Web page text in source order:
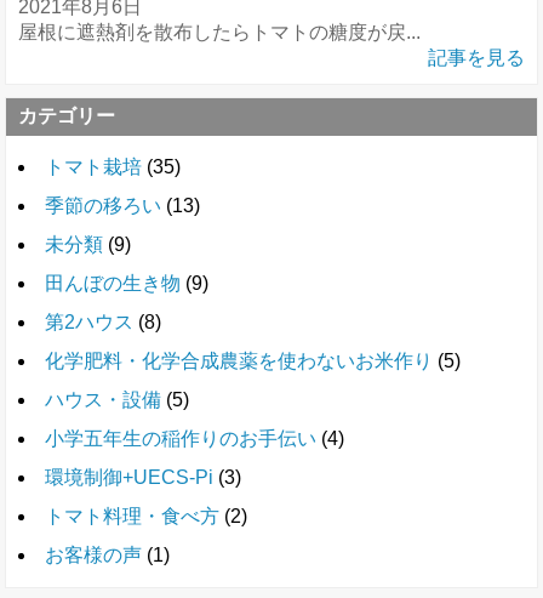
2021年8月6日
屋根に遮熱剤を散布したらトマトの糖度が戻...
記事を見る
カテゴリー
トマト栽培 (35)
季節の移ろい (13)
未分類 (9)
田んぼの生き物 (9)
第2ハウス (8)
化学肥料・化学合成農薬を使わないお米作り (5)
ハウス・設備 (5)
小学五年生の稲作りのお手伝い (4)
環境制御+UECS-Pi (3)
トマト料理・食べ方 (2)
お客様の声 (1)